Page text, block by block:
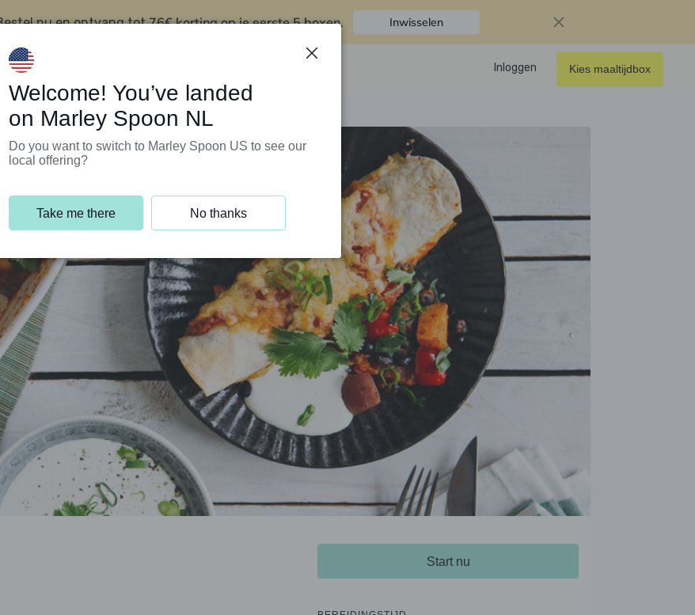
nu en ontvang tot76€ korting op je eerste 5 boxen. Inwisselen
Klantenservice Inloggen Kies maaltijdbox
Start nu
Welcome! You’ve landed
on Marley Spoon NL
Do you want to switch to Marley Spoon US to see our
local offering?
Take me there No thanks